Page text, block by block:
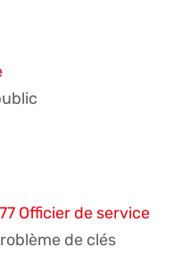
Officier de service
de clés